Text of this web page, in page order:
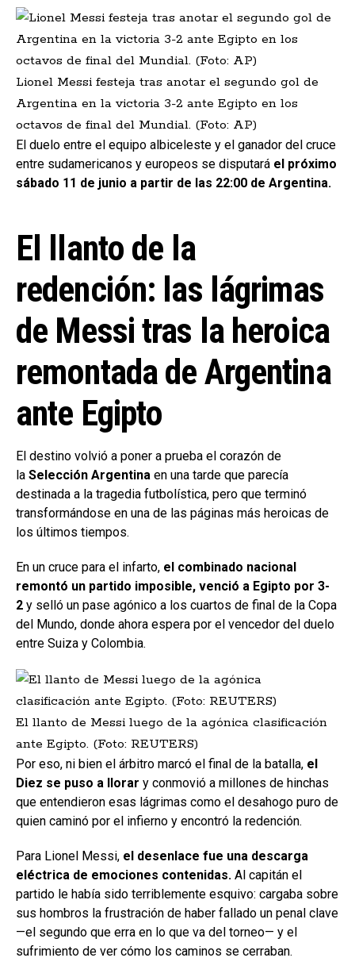
Lionel Messi festeja tras anotar el segundo gol de
Argentina en la victoria 3-2 ante Egipto en los
octavos de final del Mundial. (Foto: AP)
El duelo entre el equipo albiceleste y el ganador del cruce
entre sudamericanos y europeos se disputará el próximo
sábado 11 de junio a partir de las 22:00 de Argentina.
El llanto de la
redención: las lágrimas
de Messi tras la heroica
remontada de Argentina
ante Egipto
El destino volvió a poner a prueba el corazón de
la Selección Argentina en una tarde que parecía
destinada a la tragedia futbolística, pero que terminó
transformándose en una de las páginas más heroicas de
los últimos tiempos.
En un cruce para el infarto, el combinado nacional
remontó un partido imposible, venció a Egipto por 3-
2 y selló un pase agónico a los cuartos de final de la Copa
del Mundo, donde ahora espera por el vencedor del duelo
entre Suiza y Colombia.
El llanto de Messi luego de la agónica clasificación
ante Egipto. (Foto: REUTERS)
Por eso, ni bien el árbitro marcó el final de la batalla, el
Diez se puso a llorar y conmovió a millones de hinchas
que entendieron esas lágrimas como el desahogo puro de
quien caminó por el infierno y encontró la redención.
Para Lionel Messi, el desenlace fue una descarga
eléctrica de emociones contenidas. Al capitán el
partido le había sido terriblemente esquivo: cargaba sobre
sus hombros la frustración de haber fallado un penal clave
—el segundo que erra en lo que va del torneo— y el
sufrimiento de ver cómo los caminos se cerraban.